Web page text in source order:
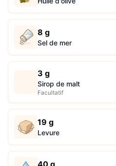
8 g
Sel de mer
3 g
Sirop de malt
Facultatif
19 g
Levure
40 g